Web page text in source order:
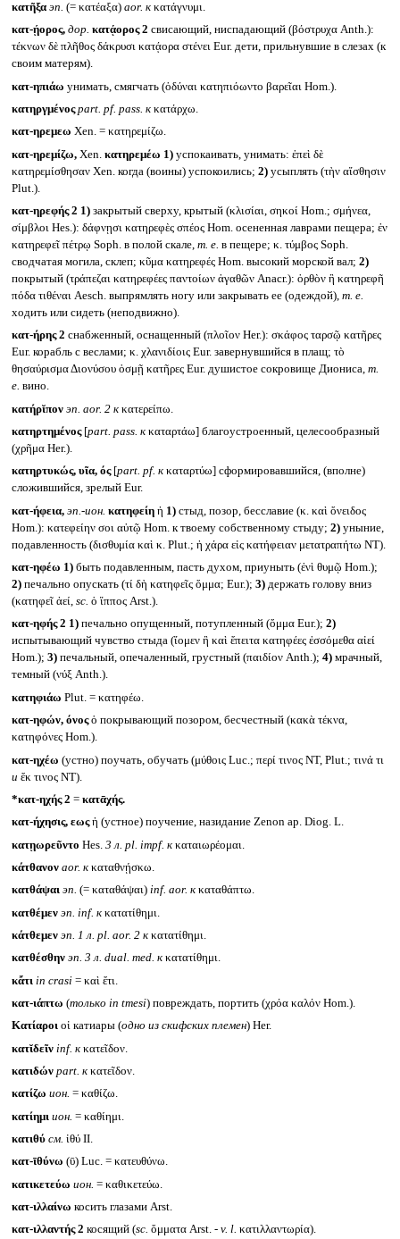
κατῆξα эп. (= κατέαξα) aor. кκατάγνυμι.
κατ-ῄορος, дор. κατᾴορος 2 свисающий, ниспадающий (βόστρυχα Anth.):
τέκνων δὲ πλῆθος δάκρυσι κατᾴορα στένει Eur. дети, прильнувшие в слезах (к
своим матерям).
κατ-ηπιάω унимать, смягчать (ὀδύναι κατηπιόωντο βαρεῖαι Hom.).
κατηργμένος part. pf. pass. кκατάρχω.
κατ-ηρεμεω Xen. = κατηρεμίζω.
κατ-ηρεμίζω,Xen. κατηρεμέω 1)успокаивать, унимать: ἐπεὶ δὲ
κατηρεμίσθησαν Xen. когда (воины) успокоились; 2)усыплять (τὴν αἴσθησιν
Plut.).
κατ-ηρεφής 2 1)закрытый сверху, крытый (κλισίαι, σηκοί Hom.; σμήνεα,
σίμβλοι Hes.): δάφνῃσι κατηρεφὲς σπέος Hom. осененная лаврами пещера; ἐν
κατηρεφεῖ πέτρῳ Soph. в полой скале, т. е. в пещере; κ. τύμβος Soph.
сводчатая могила, склеп; κῦμα κατηρεφές Hom. высокий морской вал; 2)
покрытый (τράπεζαι κατηρεφέες παντοίων ἀγαθῶν Anacr.): ὀρθὸν ἢ κατηρεφῆ
πόδα τιθέναι Aesch. выпрямлять ногу или закрывать ее (одеждой), т. е.
ходить или сидеть (неподвижно).
κατ-ήρης 2 снабженный, оснащенный (πλοῖον Her.): σκάφος ταρσῷ κατῆρες
Eur. корабль с веслами; κ. χλανιδίοις Eur. завернувшийся в плащ; τὸ
θησαύρισμα Διονύσου ὀσμῇ κατῆρες Eur. душистое сокровище Диониса, т.
е. вино.
κατήρῐπον эп. aor. 2 кκατερείπω.
κατηρτημένος [part. pass. кκαταρτάω] благоустроенный, целесообразный
(χρῆμα Her.).
κατηρτυκώς, υῖα, ός[part. pf. кκαταρτύω] сформировавшийся, (вполне)
сложившийся, зрелый Eur.
κατ-ήφεια, эп.-ион. κατηφείη ἡ 1)стыд, позор, бесславие (κ. καὶ ὄνειδος
Hom.): κατεφείην σοι αὐτῷ Hom. к твоему собственному стыду; 2)уныние,
подавленность (δισθυμία καὶ κ. Plut.; ἡ χάρα εἰς κατήφειαν μετατραπήτω NT).
κατ-ηφέω 1)быть подавленным, пасть духом, приуныть (ἐνὶ θυμῷ Hom.);
2)печально опускать (τί δὴ κατηφεῖς ὄμμα; Eur.); 3)держать голову вниз
(κατηφεῖ ἀεί, sc. ὁ ἵππος Arst.).
κατ-ηφής 2 1)печально опущенный, потупленный (ὄμμα Eur.); 2)
испытывающий чувство стыда (ἴομεν ἢ καὶ ἔπειτα κατηφέες ἐσσόμεθα αἰεί
Hom.); 3)печальный, опечаленный, грустный (παιδίον Anth.); 4)мрачный,
темный (νύξ Anth.).
κατηφιάω Plut. = κατηφέω.
κατ-ηφών, όνοςὁ покрывающий позором, бесчестный (κακὰ τέκνα,
κατηφόνες Hom.).
κατ-ηχέω (устно) поучать, обучать (μύθοις Luc.; περί τινος NT, Plut.; τινά τι
и ἔκ τινος NT).
*κατ-ηχής 2 =κατᾱχής.
κατ-ήχησις, εωςἡ (устное) поучение, назидание Zenon ap. Diog. L.
κατῃωρεῦντο Hes. 3 л. pl. impf. кκαταιωρέομαι.
κάτθανον aor. кκαταθνῄσκω.
κατθάψαι эп. (= καταθάψαι) inf. aor. кκαταθάπτω.
κατθέμεν эп. inf. кκατατίθημι.
κάτθεμεν эп. 1 л. pl. aor. 2 кκατατίθημι.
κατθέσθην эп. 3 л. dual. med. кκατατίθημι.
κἄτι in crasi= καὶ ἔτι.
κατ-ιάπτω (только in tmesi) повреждать, портить (χρόα καλόν Hom.).
Κατίαροι οἱ катиары (одно из скифских племен) Her.
κατῐδεῖν inf. кκατεῖδον.
κατιδών part. кκατεῖδον.
κατίζω ион. = καθίζω.
κατίημι ион. = καθίημι.
κατιθύ см. ἰθύ II.
κατ-ῑθύνω (ῡ) Luc. = κατευθύνω.
κατικετεύω ион. = καθικετεύω.
κατ-ιλλαίνω косить глазами Arst.
κατ-ιλλαντής 2 косящий (sc. ὄμματα Arst. - v. l. κατιλλαντωρία).